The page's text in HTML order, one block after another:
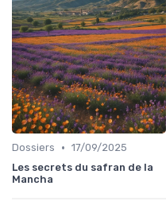
Dossiers • 17/09/2025
Les secrets du safran de la
Mancha